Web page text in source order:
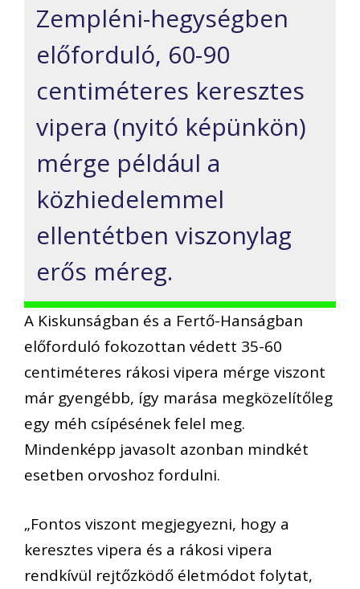
Zempléni-hegységben
előforduló, 60-90
centiméteres keresztes
vipera (nyitó képünkön)
mérge például a
közhiedelemmel
ellentétben viszonylag
erős méreg.
A Kiskunságban és a Fertő-Hanságban
előforduló fokozottan védett 35-60
centiméteres rákosi vipera mérge viszont
már gyengébb, így marása megközelítőleg
egy méh csípésének felel meg.
Mindenképp javasolt azonban mindkét
esetben orvoshoz fordulni.
„Fontos viszont megjegyezni, hogy a
keresztes vipera és a rákosi vipera
rendkívül rejtőzködő életmódot folytat,